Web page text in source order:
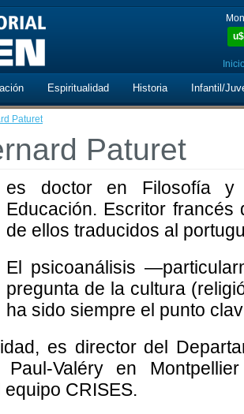
u$
Espiritualidad Historia Infantil/
Paturet
Paturet
es doctor en Filosofía
Educación. Escritor
de ellos traducidos al
El psicoanálisis
pregunta de la cultura
ha sido siempre el punto
es director del
Paul-Valéry en
CRISES.